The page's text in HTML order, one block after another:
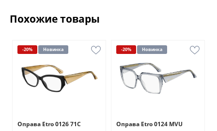
Похожие товары
-20% Новинка
Оправа Etro 0126 71C
-20% Новинка
Оправа Etro 0124 MVU